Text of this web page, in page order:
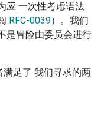
应 一次性考虑语法
RFC-0039）。我们
是冒险由委员会进行
满足了 我们寻求的两